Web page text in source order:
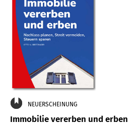
NEUERSCHEINUNG
Immobilie vererben und erben